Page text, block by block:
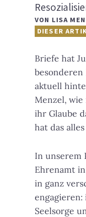
VON LISA
DIESER
Briefe hat
aktuell
Menzel,
ihr Glaube
hat das
In unserem
Ehrenamt
in ganz
Seelsorge